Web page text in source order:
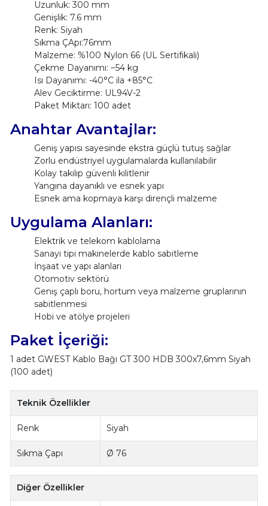
Uzunluk: 300 mm
Genişlik: 7.6 mm
Renk: Siyah
Sıkma ÇApı:76mm
Malzeme: %100 Nylon 66 (UL Sertifikalı)
Çekme Dayanımı: ~54 kg
Isı Dayanımı: -40°C ila +85°C
Alev Geciktirme: UL94V-2
Paket Miktarı: 100 adet
Anahtar Avantajlar:
Geniş yapısı sayesinde ekstra güçlü tutuş sağlar
Zorlu endüstriyel uygulamalarda kullanılabilir
Kolay takılıp güvenli kilitlenir
Yangına dayanıklı ve esnek yapı
Esnek ama kopmaya karşı dirençli malzeme
Uygulama Alanları:
Elektrik ve telekom kablolama
Sanayi tipi makinelerde kablo sabitleme
İnşaat ve yapı alanları
Otomotiv sektörü
Geniş çaplı boru, hortum veya malzeme gruplarının
sabitlenmesi
Hobi ve atölye projeleri
Paket İçeriği:
1 adet GWEST Kablo Bağı GT 300 HDB 300x7,6mm Siyah
(100 adet)
Teknik Özellikler
Renk Siyah
Sıkma Çapı Ø 76
Diğer Özellikler